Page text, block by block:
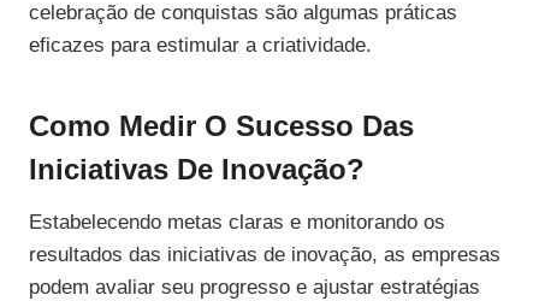
celebração de conquistas são algumas práticas
eficazes para estimular a criatividade.
Como Medir O Sucesso Das
Iniciativas De Inovação?
Estabelecendo metas claras e monitorando os
resultados das iniciativas de inovação, as empresas
podem avaliar seu progresso e ajustar estratégias